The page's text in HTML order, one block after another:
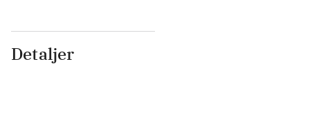
Detaljer